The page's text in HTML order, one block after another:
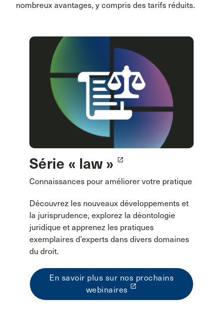
nombreux avantages, y compris des tarifs réduits.
Série « law » launch
Connaissances pour améliorer votre pratique
Découvrez les nouveaux développements et
la jurisprudence, explorez la déontologie
juridique et apprenez les pratiques
exemplaires d’experts dans divers domaines
du droit.
En savoir plus sur nos prochains
webinaires launch